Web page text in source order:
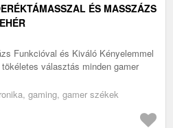
ÉS MASSZÁZS
Funkcióval és Kiváló Kényelemmel
választás minden gamer
gaming, gamer székek